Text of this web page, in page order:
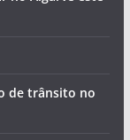
de trânsito no